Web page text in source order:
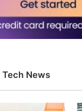
Tech News